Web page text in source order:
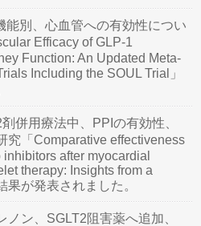
能別、心血管への有効性につい
Efficacy of GLP-1
Function: An Updated Meta-
Including the SOUL Trial」
併用療法中、PPIの有効性、
究「Comparative effectiveness
after myocardial
therapy: Insights from a
が発表されました。
ン、SGLT2阻害薬へ追加、